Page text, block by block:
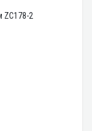
ZC178-2